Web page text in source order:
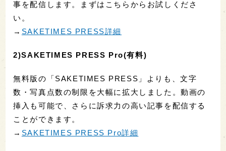
事を配信します。まずはこちらからお試しくださ
い。
→ SAKETIMES PRESS詳細
2)SAKETIMES PRESS Pro(有料)
無料版の「SAKETIMES PRESS」よりも、文字
数・写真点数の制限を大幅に拡大しました。動画の
挿入も可能で、さらに訴求力の高い記事を配信する
ことができます。
→ SAKETIMES PRESS Pro詳細